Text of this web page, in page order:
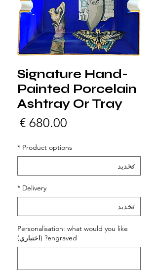
Signature Hand-
Painted Porcelain
Ashtray Or Tray
Product options
*
Delivery
*
Personalisation: what would you like
engraved? (اختياري)